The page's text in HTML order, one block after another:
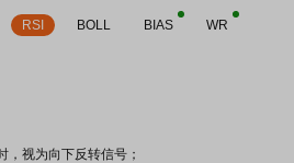
RSI BOLL BIAS
WR
，视为向下反转信号；